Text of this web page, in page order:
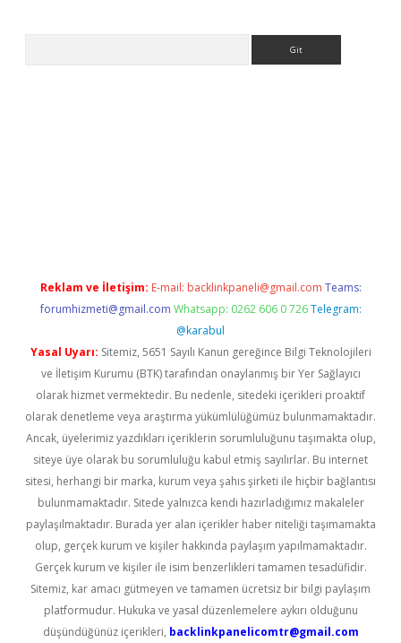
Reklam ve İletişim: E-mail: backlinkpaneli@gmail.com Teams:
forumhizmeti@gmail.com Whatsapp: 0262 606 0 726 Telegram:
@karabul
Yasal Uyarı: Sitemiz, 5651 Sayılı Kanun gereğince Bilgi Teknolojileri
ve İletişim Kurumu (BTK) tarafından onaylanmış bir Yer Sağlayıcı
olarak hizmet vermektedir. Bu nedenle, sitedeki içerikleri proaktif
olarak denetleme veya araştırma yükümlülüğümüz bulunmamaktadır.
Ancak, üyelerimiz yazdıkları içeriklerin sorumluluğunu taşımakta olup,
siteye üye olarak bu sorumluluğu kabul etmiş sayılırlar. Bu internet
sitesi, herhangi bir marka, kurum veya şahıs şirketi ile hiçbir bağlantısı
bulunmamaktadır. Sitede yalnızca kendi hazırladığımız makaleler
paylaşılmaktadır. Burada yer alan içerikler haber niteliği taşımamakta
olup, gerçek kurum ve kişiler hakkında paylaşım yapılmamaktadır.
Gerçek kurum ve kişiler ile isim benzerlikleri tamamen tesadüfidir.
Sitemiz, kar amacı gütmeyen ve tamamen ücretsiz bir bilgi paylaşım
platformudur. Hukuka ve yasal düzenlemelere aykırı olduğunu
düşündüğünüz içerikleri, backlinkpanelicomtr@gmail.com